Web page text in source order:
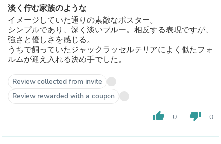
淡く佇む家族のような
イメージしていた通りの素敵なポスター。
シンプルであり、深く淡いブルー。相反する表現ですが、
強さと優しさを感じる。
うちで飼っていたジャックラッセルテリアによく似たフォ
ルムが迎え入れる決め手でした。
Review collected from invite
Review rewarded with a coupon
thumb_up 0 thumb_down 0